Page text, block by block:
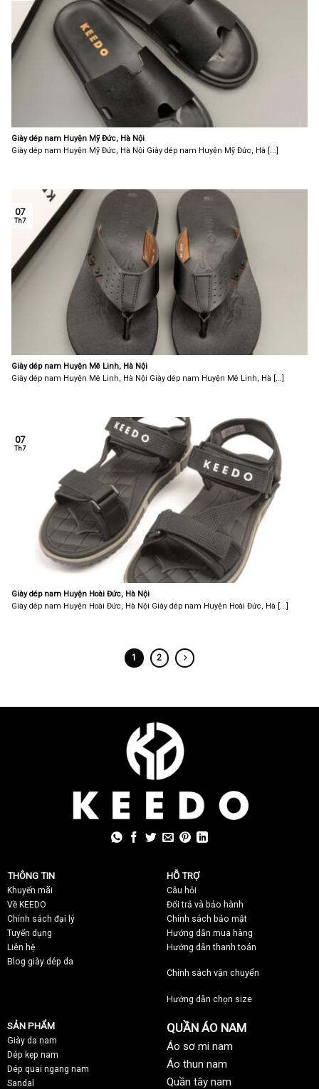
Giày dép nam Huyện Mỹ Đức, Hà Nội
Giày dép nam Huyện Mỹ Đức, Hà Nội Giày dép nam Huyện Mỹ Đức, Hà [...]
Giày dép nam Huyện Mê Linh, Hà Nội
Giày dép nam Huyện Mê Linh, Hà Nội Giày dép nam Huyện Mê Linh, Hà [...]
07
Th7
Giày dép nam Huyện Hoài Đức, Hà Nội
Giày dép nam Huyện Hoài Đức, Hà Nội Giày dép nam Huyện Hoài Đức, Hà [...]
07
Th7
1 2
THÔNG TIN
Khuyến mãi
Về KEEDO
Chính sách đại lý
Tuyển dụng
Liên hệ
Blog giày dép da
HỖ TRỢ
Câu hỏi
Đổi trả và bảo hành
Chính sách bảo mật
Hướng dẫn mua hàng
Hướng dẫn thanh toán
Chính sách vận chuyển
Hướng dẫn chọn size
SẢN PHẨM
Giày da nam
Dép kẹp nam
Dép quai ngang nam
Sandal
QUẦN ÁO NAM
Áo sơ mi nam
Áo thun nam
Quần tây nam